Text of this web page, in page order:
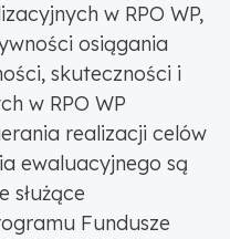
w RPO WP,
osiągania
skuteczności i
w RPO WP
realizacji celów
ewaluacyjnego są
służące
Fundusze